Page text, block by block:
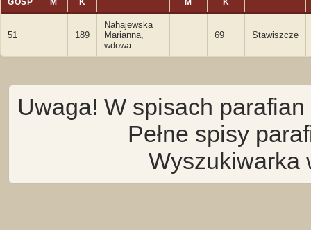
GOSP
M
K
M
K
51 189
Nahajewska
Marianna,
wdowa
69 Stawiszcze
Uwaga! W spisach
Pełne spisy
Wyszukiwarka